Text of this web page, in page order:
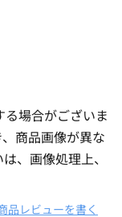
場合がございま
商品画像が異な
、画像処理上、
品レビューを書く